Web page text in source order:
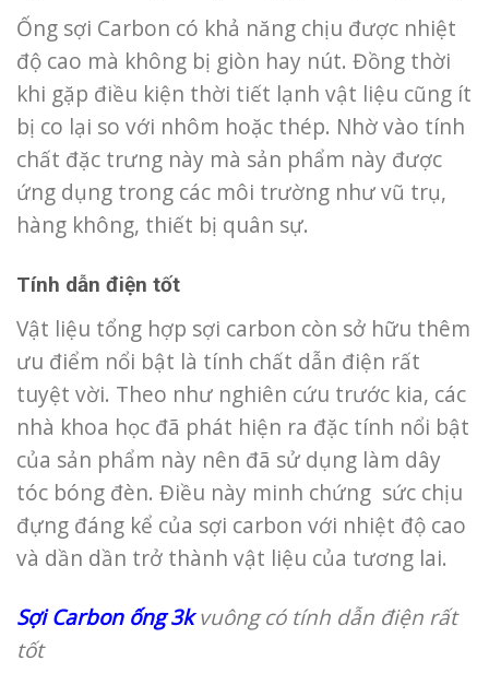
Ống sợi Carbon có khả năng chịu được nhiệt
độ cao mà không bị giòn hay nút. Đồng thời
khi gặp điều kiện thời tiết lạnh vật liệu cũng ít
bị co lại so với nhôm hoặc thép. Nhờ vào tính
chất đặc trưng này mà sản phẩm này được
ứng dụng trong các môi trường như vũ trụ,
hàng không, thiết bị quân sự.
Tính dẫn điện tốt
Vật liệu tổng hợp sợi carbon còn sở hữu thêm
ưu điểm nổi bật là tính chất dẫn điện rất
tuyệt vời. Theo như nghiên cứu trước kia, các
nhà khoa học đã phát hiện ra đặc tính nổi bật
của sản phẩm này nên đã sử dụng làm dây
tóc bóng đèn. Điều này minh chứng sức chịu
đựng đáng kể của sợi carbon với nhiệt độ cao
và dần dần trở thành vật liệu của tương lai.
Sợi Carbon ống 3kvuông có tính dẫn điện rất
tốt